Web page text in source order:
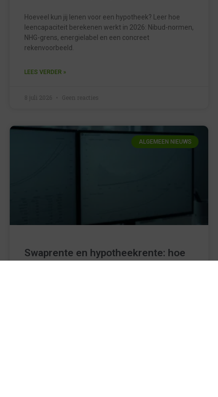
Hoeveel kun jij lenen voor een hypotheek? Leer hoe
leencapaciteit berekenen werkt in 2026: Nibud-normen,
NHG-grens, energielabel en een concreet
rekenvoorbeeld.
LEES VERDER »
8 juli 2026 Geen reacties
ALGEMEEN NIEUWS
Swaprente en hypotheekrente: hoe